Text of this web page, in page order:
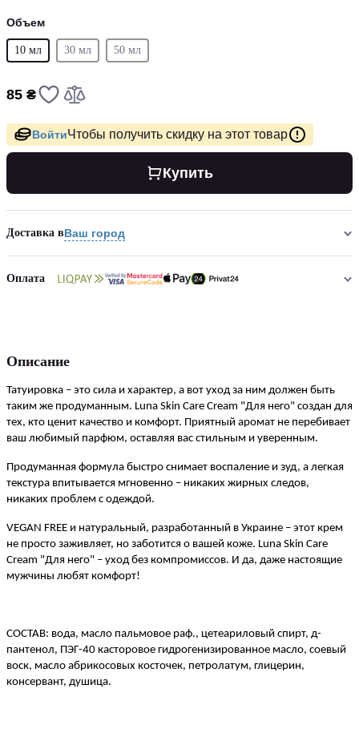
Объем
10 мл 30 мл 50 мл
85 ₴
ВойтиЧтобы получить скидку на этот товар
Купить
Доставка вВаш город
Оплата
Описание
Татуировка – это сила и характер, а вот уход за ним должен быть
таким же продуманным. Luna Skin Care Cream "Для него" создан для
тех, кто ценит качество и комфорт. Приятный аромат не перебивает
ваш любимый парфюм, оставляя вас стильным и уверенным.
Продуманная формула быстро снимает воспаление и зуд, а легкая
текстура впитывается мгновенно – никаких жирных следов,
никаких проблем с одеждой.
VEGAN FREE и натуральный, разработанный в Украине – этот крем
не просто заживляет, но заботится о вашей коже. Luna Skin Care
Cream "Для него" – уход без компромиссов. И да, даже настоящие
мужчины любят комфорт!
СОСТАВ: вода, масло пальмовое раф., цетеариловый спирт, д-
пантенол, ПЭГ-40 касторовое гидрогенизированное масло, соевый
воск, масло абрикосовых косточек, петролатум, глицерин,
консервант, душица.